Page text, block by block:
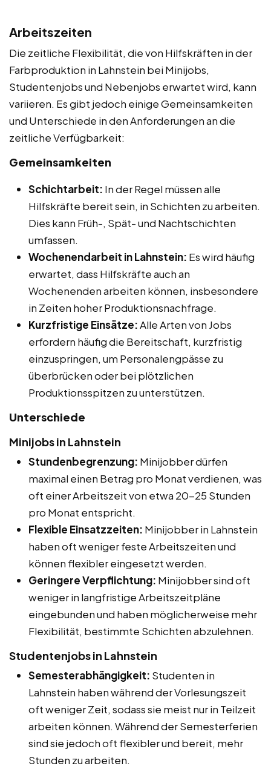
Arbeitszeiten
Die zeitliche Flexibilität, die von Hilfskräften in der
Farbproduktion in Lahnstein bei Minijobs,
Studentenjobs und Nebenjobs erwartet wird, kann
variieren. Es gibt jedoch einige Gemeinsamkeiten
und Unterschiede in den Anforderungen an die
zeitliche Verfügbarkeit:
Gemeinsamkeiten
Schichtarbeit: In der Regel müssen alle
Hilfskräfte bereit sein, in Schichten zu arbeiten.
Dies kann Früh-, Spät- und Nachtschichten
umfassen.
Wochenendarbeit in Lahnstein: Es wird häufig
erwartet, dass Hilfskräfte auch an
Wochenenden arbeiten können, insbesondere
in Zeiten hoher Produktionsnachfrage.
Kurzfristige Einsätze:Alle Arten von Jobs
erfordern häufig die Bereitschaft, kurzfristig
einzuspringen, um Personalengpässe zu
überbrücken oder bei plötzlichen
Produktionsspitzen zu unterstützen.
Unterschiede
Minijobs in Lahnstein
Stundenbegrenzung: Minijobber dürfen
maximal einen Betrag pro Monat verdienen, was
oft einer Arbeitszeit von etwa 20-25 Stunden
pro Monat entspricht.
Flexible Einsatzzeiten: Minijobber in Lahnstein
haben oft weniger feste Arbeitszeiten und
können flexibler eingesetzt werden.
Geringere Verpflichtung: Minijobber sind oft
weniger in langfristige Arbeitszeitpläne
eingebunden und haben möglicherweise mehr
Flexibilität, bestimmte Schichten abzulehnen.
Studentenjobs in Lahnstein
Semesterabhängigkeit: Studenten in
Lahnstein haben während der Vorlesungszeit
oft weniger Zeit, sodass sie meist nur in Teilzeit
arbeiten können. Während der Semesterferien
sind sie jedoch oft flexibler und bereit, mehr
Stunden zu arbeiten.